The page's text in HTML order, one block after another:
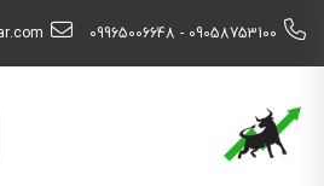
09058753100 - 09965006648